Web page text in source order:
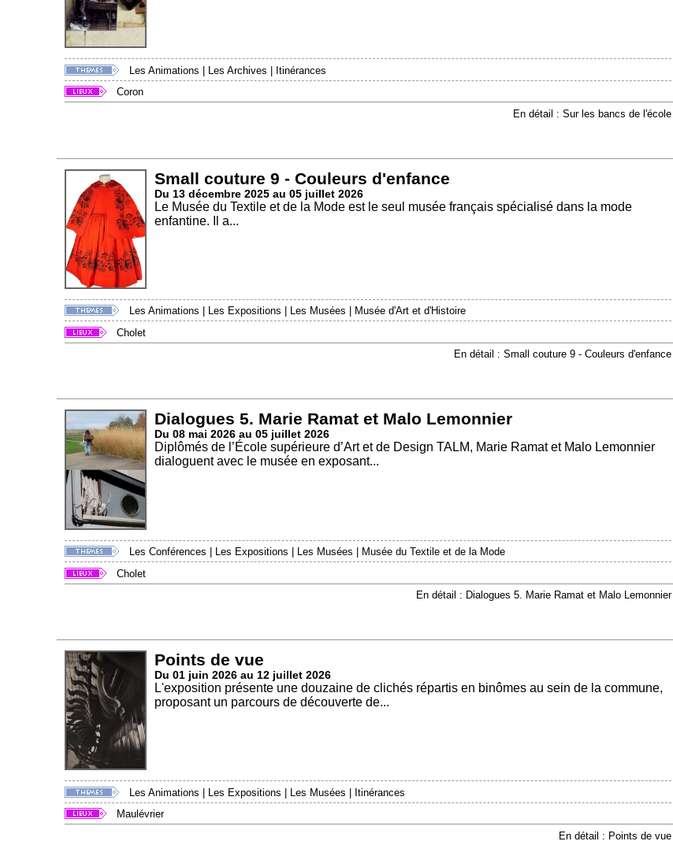
Les Animations Les Archives
Itinérances
Coron
En détail : Sur les bancs de l'école
Small couture 9 - Couleurs d'enfance
Du 13 décembre 2025 au 05 juillet 2026
Le Musée du Textile et de la Mode est le seul musée français spécialisé dans la mode
enfantine. Il a...
Les Animations Les Expositions Les Musées
Musée d'Art et d'Histoire
Cholet
En détail : Small couture 9 - Couleurs d'enfance
Dialogues 5. Marie Ramat et Malo Lemonnier
Du 08 mai 2026 au 05 juillet 2026
Diplômés de l’École supérieure d’Art et de Design TALM, Marie Ramat et Malo Lemonnier
dialoguent avec le musée en exposant...
Les Conférences Les Expositions Les Musées
Musée du Textile et de la Mode
Cholet
En détail : Dialogues 5. Marie Ramat et Malo Lemonnier
Points de vue
Du 01 juin 2026 au 12 juillet 2026
L'exposition présente une douzaine de clichés répartis en binômes au sein de la commune,
proposant un parcours de découverte de...
Les Animations | Les Expositions | Les Musées | Itinérances
Maulévrier
En détail : Points de vue